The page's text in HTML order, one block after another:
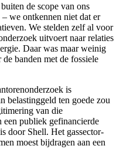
de scope van ons
we ontkennen niet dat er
We stelden zelf al voor
uitvoert naar relaties
Daar was maar weinig
banden met de fossiele
is
belastinggeld ten goede zou
van die
een publiek gefinancierde
door Shell. Het gassector-
moest bijdragen aan een